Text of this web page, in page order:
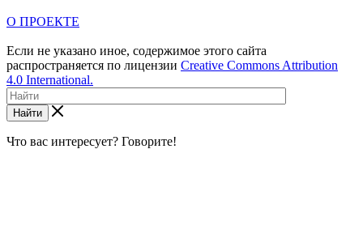
О ПРОЕКТЕ
Если не указано иное, содержимое этого сайта
распространяется по лицензии Creative Commons Attribution
4.0 International.
Найти
Что вас интересует? Говорите!